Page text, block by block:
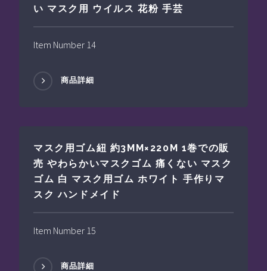
い マスク用 ウイルス 花粉 手芸
Item Number 14
商品詳細
マスク用ゴム紐 約3MM×220M 1巻での販
売 やわらかいマスクゴム 痛くない マスク
ゴム 白 マスク用ゴム ホワイト 手作りマ
スク ハンドメイド
Item Number 15
商品詳細